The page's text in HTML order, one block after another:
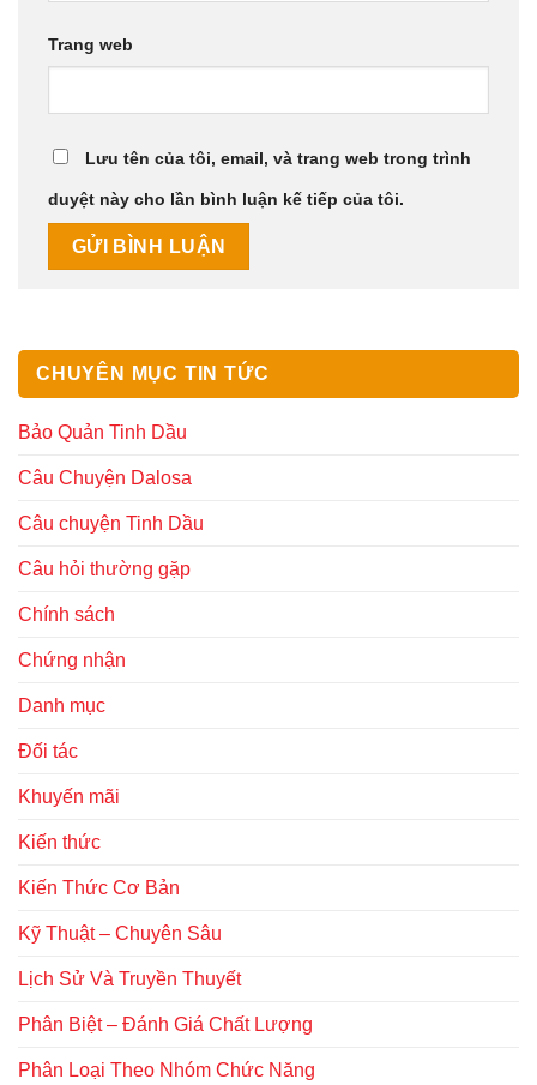
Trang web
Lưu tên của tôi, email, và trang web trong trình
duyệt này cho lần bình luận kế tiếp của tôi.
CHUYÊN MỤC TIN TỨC
Bảo Quản Tinh Dầu
Câu Chuyện Dalosa
Câu chuyện Tinh Dầu
Câu hỏi thường gặp
Chính sách
Chứng nhận
Danh mục
Đối tác
Khuyến mãi
Kiến thức
Kiến Thức Cơ Bản
Kỹ Thuật – Chuyên Sâu
Lịch Sử Và Truyền Thuyết
Phân Biệt – Đánh Giá Chất Lượng
Phân Loại Theo Nhóm Chức Năng